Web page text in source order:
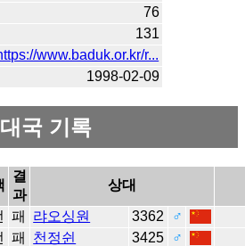
76
131
www.baduk.or.kr/r...
1998-02-09
대국 기록
결
과
상대
패 랴오싱원 3362
♂
패 천정쉰 3425
♂